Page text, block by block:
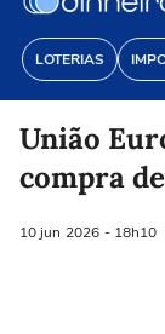
LOTERIAS
União
compra
10 jun 2026 - 18h10